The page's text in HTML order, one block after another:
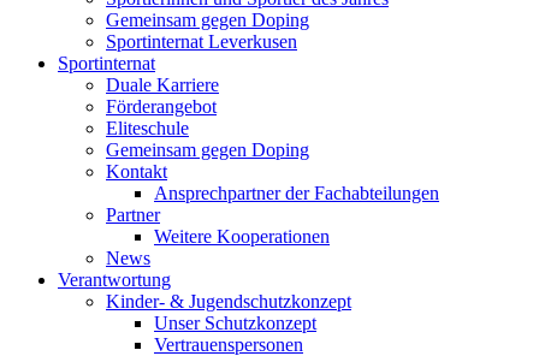
Gemeinsam gegen Doping
Sportinternat Leverkusen
Sportinternat
Duale Karriere
Förderangebot
Eliteschule
Gemeinsam gegen Doping
Kontakt
Ansprechpartner der Fachabteilungen
Partner
Weitere Kooperationen
News
Verantwortung
Kinder- & Jugendschutzkonzept
Unser Schutzkonzept
Vertrauenspersonen